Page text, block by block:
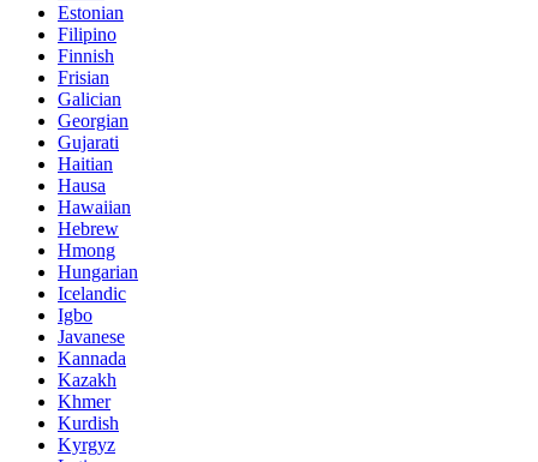
Estonian
Filipino
Finnish
Frisian
Galician
Georgian
Gujarati
Haitian
Hausa
Hawaiian
Hebrew
Hmong
Hungarian
Icelandic
Igbo
Javanese
Kannada
Kazakh
Khmer
Kurdish
Kyrgyz